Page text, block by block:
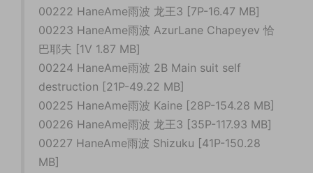
00222 HaneAme雨波 龙王3 [7P-16.47 MB]
00223 HaneAme雨波 AzurLane Chapeyev 恰
巴耶夫 [1V 1.87 MB]
00224 HaneAme雨波 2B Main suit self
destruction [21P-49.22 MB]
00225 HaneAme雨波 Kaine [28P-154.28 MB]
00226 HaneAme雨波 龙王3 [35P-117.93 MB]
00227 HaneAme雨波 Shizuku [41P-150.28
MB]